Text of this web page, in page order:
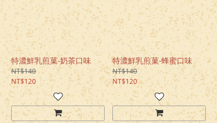
特濃鮮乳煎菓-奶茶口味
NT$140
NT$120
特濃鮮乳煎菓-蜂蜜口味
NT$140
NT$120